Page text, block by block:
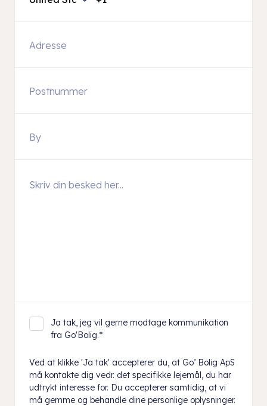
Ja tak, jeg vil gerne modtage kommunikation
fra Go'Bolig.*
Ved at klikke 'Ja tak' accepterer du, at Go’ Bolig ApS
må kontakte dig vedr. det specifikke lejemål, du har
udtrykt interesse for. Du accepterer samtidig, at vi
må gemme og behandle dine personlige oplysninger.